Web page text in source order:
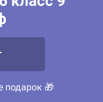
подарок 🎁